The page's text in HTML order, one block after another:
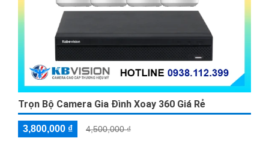
Trọn Bộ Camera Gia Đình Xoay 360 Giá Rẻ
3,800,000 ₫ 4,500,000 ₫